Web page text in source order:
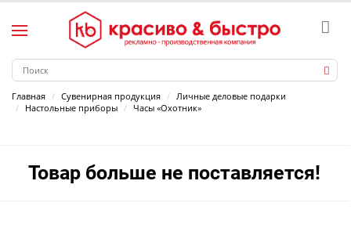
Главная Сувенирная продукция
Личные деловые подарки
Настольные приборы
Часы «Охотник»
Товар больше не поставляется!